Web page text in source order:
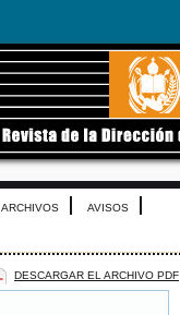
ARCHIVOS AVISOS
DESCARGAR EL ARCHIVO PDF